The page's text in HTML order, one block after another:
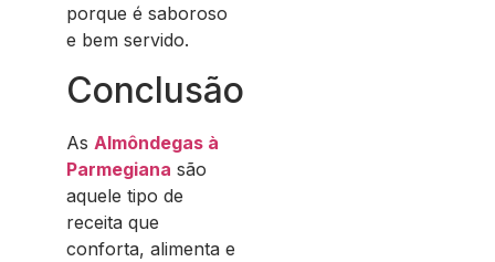
porque é saboroso
e bem servido.
Conclusão
As Almôndegas à
Parmegiana são
aquele tipo de
receita que
conforta, alimenta e